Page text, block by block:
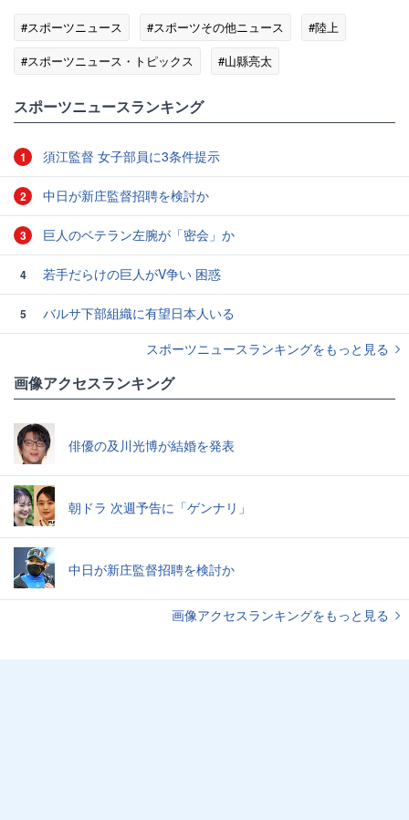
#スポーツニュース #スポーツその他ニュース
#陸上
#スポーツニュース・トピックス
#山縣亮太
スポーツニュースランキング
1 須江監督 女子部員に3条件提示
2 中日が新庄監督招聘を検討か
3 巨人のベテラン左腕が「密会」か
4 若手だらけの巨人がV争い 困惑
5
バルサ下部組織に有望日本人いる
スポーツニュースランキングをもっと見る
画像アクセスランキング
俳優の及川光博が結婚を発表
朝ドラ 次週予告に「ゲンナリ」
中日が新庄監督招聘を検討か
画像アクセスランキングをもっと見る